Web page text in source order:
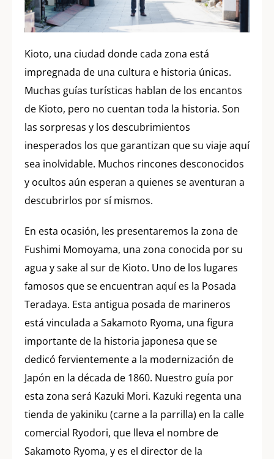
Kioto, una ciudad donde cada zona está
impregnada de una cultura e historia únicas.
Muchas guías turísticas hablan de los encantos
de Kioto, pero no cuentan toda la historia. Son
las sorpresas y los descubrimientos
inesperados los que garantizan que su viaje aquí
sea inolvidable. Muchos rincones desconocidos
y ocultos aún esperan a quienes se aventuran a
descubrirlos por sí mismos.
En esta ocasión, les presentaremos la zona de
Fushimi Momoyama, una zona conocida por su
agua y sake al sur de Kioto. Uno de los lugares
famosos que se encuentran aquí es la Posada
Teradaya. Esta antigua posada de marineros
está vinculada a Sakamoto Ryoma, una figura
importante de la historia japonesa que se
dedicó fervientemente a la modernización de
Japón en la década de 1860. Nuestro guía por
esta zona será Kazuki Mori. Kazuki regenta una
tienda de yakiniku (carne a la parrilla) en la calle
comercial Ryodori, que lleva el nombre de
Sakamoto Ryoma, y es el director de la